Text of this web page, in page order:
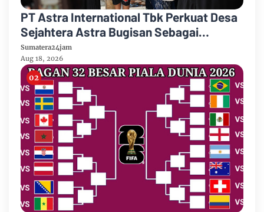
PT Astra International Tbk Perkuat Desa
Sejahtera Astra Bugisan Sebagai
Destinasi Wisata Candi Plaosan Berbasis
Budaya
Sumatera24jam
Aug 18, 2026